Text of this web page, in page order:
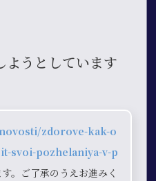
ようとしています
zdorove-kak-o
svoi-pozhelaniya-v-p
。ご了承のうえお進みく